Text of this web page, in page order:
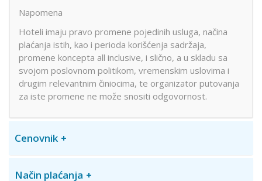
Napomena
Hoteli imaju pravo promene pojedinih usluga, načina
plaćanja istih, kao i perioda korišćenja sadržaja,
promene koncepta all inclusive, i slično, a u skladu sa
svojom poslovnom politikom, vremenskim uslovima i
drugim relevantnim činiocima, te organizator putovanja
za iste promene ne može snositi odgovornost.
Cenovnik
Način plaćanja